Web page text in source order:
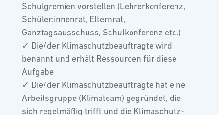
Schulgremien vorstellen (Lehrerkonferenz,
Schüler:innenrat, Elternrat,
Ganztagsausschuss, Schulkonferenz etc.)
✓ Die/der Klimaschutzbeauftragte wird
benannt und erhält Ressourcen für diese
Aufgabe
✓ Die/der Klimaschutzbeauftragte hat eine
Arbeitsgruppe (Klimateam) gegründet, die
sich regelmäßig trifft und die Klimaschutz-